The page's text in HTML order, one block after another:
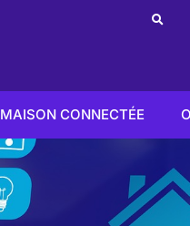
MAISON CONNECTÉE